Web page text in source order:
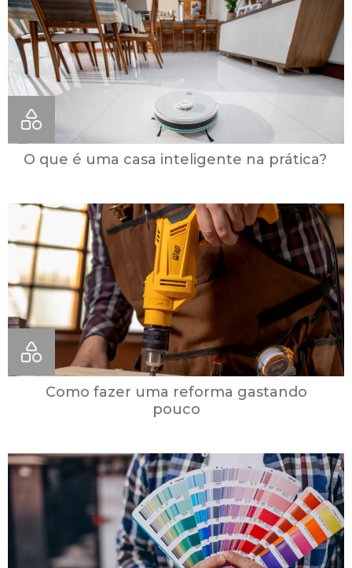
O que é uma casa inteligente na prática?
Como fazer uma reforma gastando
pouco